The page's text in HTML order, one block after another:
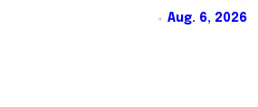
Aug. 6, 2026